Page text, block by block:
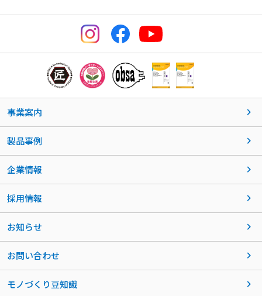
事業案内
製品事例
企業情報
採用情報
お知らせ
お問い合わせ
モノづくり豆知識